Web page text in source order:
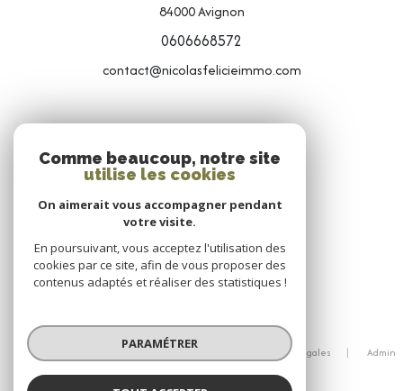
84000Avignon
0606668572
contact@nicolasfelicieimmo.com
NOUS SUIVRE
© 2026 | Tous droits réservés
Nos partenaires Mentions légales
Admin
Comme beaucoup, notre site
utilise les cookies
On aimerait vous accompagner pendant
votre visite.
En poursuivant, vous acceptez l'utilisation des
cookies par ce site, afin de vous proposer des
contenus adaptés et réaliser des statistiques !
PARAMÉTRER